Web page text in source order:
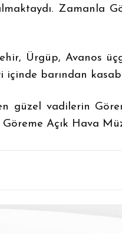
Zamanla
Ürgüp, Avanos
barından
güzel vadilerin
Açık Hava